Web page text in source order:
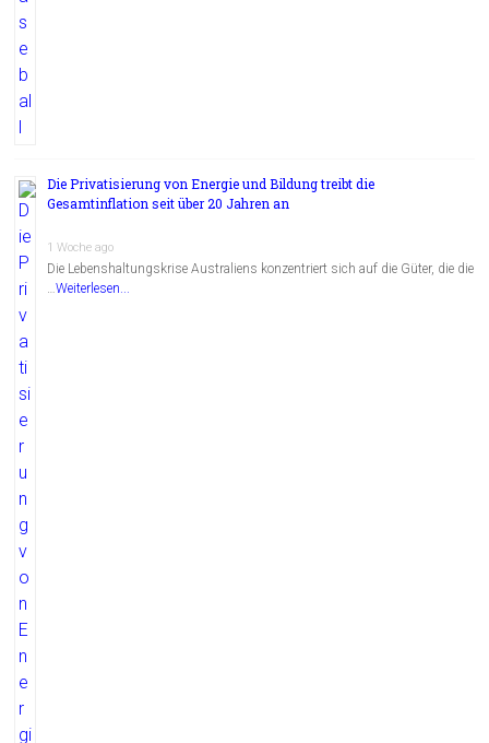
Die Privatisierung von Energie und Bildung treibt die
Gesamtinflation seit über 20 Jahren an
1 Woche ago
Die Lebenshaltungskrise Australiens konzentriert sich auf die Güter, die die
…Weiterlesen...